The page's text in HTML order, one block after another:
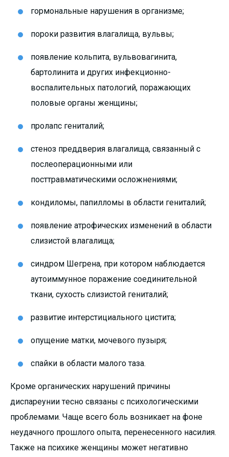
гормональные нарушения в организме;
пороки развития влагалища, вульвы;
появление кольпита, вульвовагинита,
бартолинита и других инфекционно-
воспалительных патологий, поражающих
половые органы женщины;
пролапс гениталий;
стеноз преддверия влагалища, связанный с
послеоперационными или
посттравматическими осложнениями;
кондиломы, папилломы в области гениталий;
появление атрофических изменений в области
слизистой влагалища;
синдром Шегрена, при котором наблюдается
аутоиммунное поражение соединительной
ткани, сухость слизистой гениталий;
развитие интерстициального цистита;
опущение матки, мочевого пузыря;
спайки в области малого таза.
Кроме органических нарушений причины
диспареунии тесно связаны с психологическими
проблемами. Чаще всего боль возникает на фоне
неудачного прошлого опыта, перенесенного насилия.
Также на психике женщины может негативно